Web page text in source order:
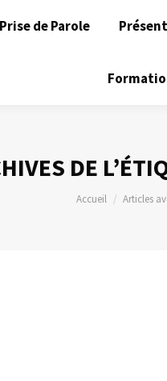
Prise de Parole
DE
Vous êtes ici :
Accueil Articles